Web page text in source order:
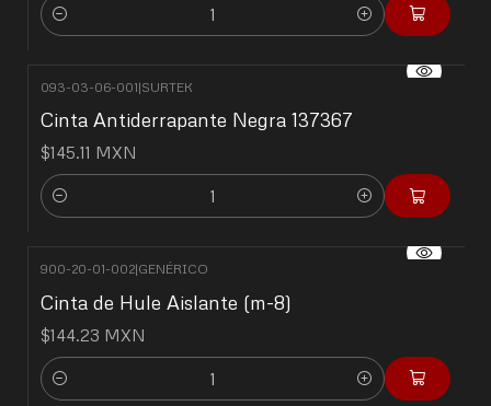
Cantidad
093-03-06-001|SURTEK
Cinta Antiderrapante Negra 137367
$145.11 MXN
Cantidad
900-20-01-002|GENÉRICO
Cinta de Hule Aislante (m-8)
$144.23 MXN
Cantidad